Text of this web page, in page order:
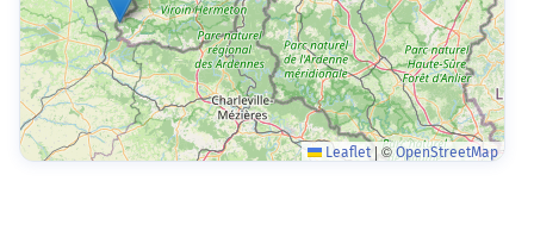
Leaflet |©OpenStreetMap